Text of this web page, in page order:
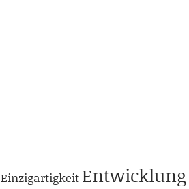
Einzigartigkeit Entwicklung